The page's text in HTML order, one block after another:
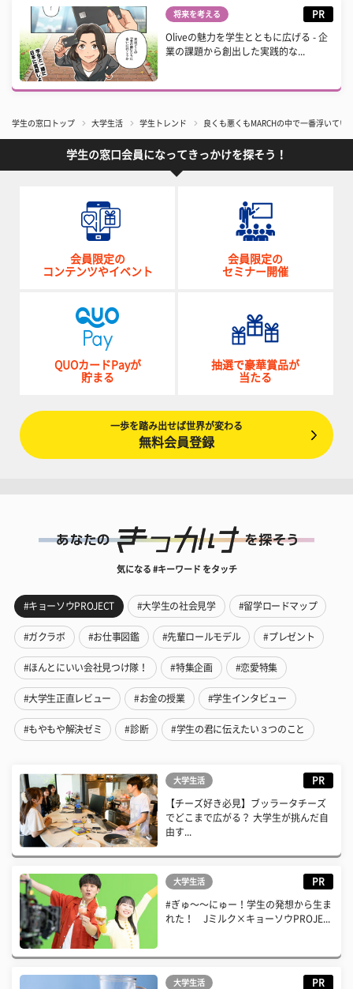
将来を考える PR
Oliveの魅力を学生とともに広げる - 企
業の課題から創出した実践的な...
学生の窓口トップ 大学生活 学生トレンド 良くも悪くもMARCHの中で一番浮いて
学生の窓口会員になってきっかけを探そう！
会員限定の
コンテンツやイベント
会員限定の
セミナー開催
QUOカードPayが
貯まる
抽選で豪華賞品が
当たる
一歩を踏み出せば世界が変わる
無料会員登録
気になる #キーワード をタッチ
#キョーソウPROJECT #大学生の社会見学 #留学ロードマップ
#ガクラボ #お仕事図鑑 #先輩ロールモデル #プレゼント
#ほんとにいい会社見つけ隊！ #特集企画 #恋愛特集
#大学生正直レビュー #お金の授業 #学生インタビュー
#もやもや解決ゼミ #診断 #学生の君に伝えたい３つのこと
大学生活 PR
【チーズ好き必見】ブッラータチーズ
でどこまで広がる？ 大学生が挑んだ自
由す...
大学生活 PR
#ぎゅ〜〜にゅー！学生の発想から生ま
れた！ Jミルク×キョーソウPROJE...
大学生活 PR